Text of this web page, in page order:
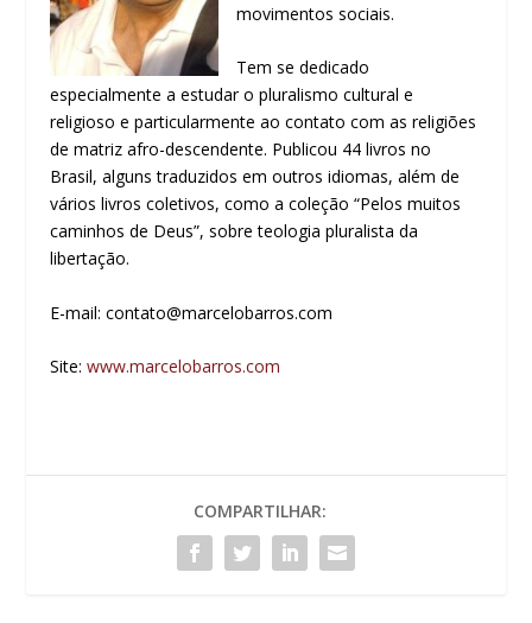
movimentos sociais.
Tem se dedicado
especialmente a estudar o pluralismo cultural e
religioso e particularmente ao contato com as religiões
de matriz afro-descendente. Publicou 44 livros no
Brasil, alguns traduzidos em outros idiomas, além de
vários livros coletivos, como a coleção “Pelos muitos
caminhos de Deus”, sobre teologia pluralista da
libertação.
E-mail:contato@marcelobarros.com
Site:www.marcelobarros.com
COMPARTILHAR: